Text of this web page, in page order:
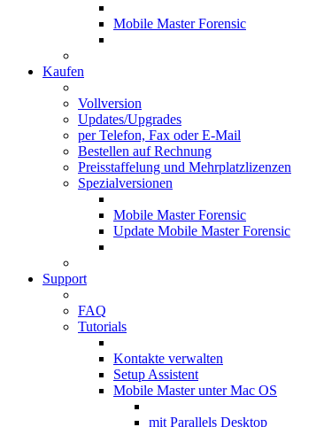
Mobile Master Forensic
Kaufen
Vollversion
Updates/Upgrades
per Telefon, Fax oder E-Mail
Bestellen auf Rechnung
Preisstaffelung und Mehrplatzlizenzen
Spezialversionen
Mobile Master Forensic
Update Mobile Master Forensic
Support
FAQ
Tutorials
Kontakte verwalten
Setup Assistent
Mobile Master unter Mac OS
mit Parallels Desktop